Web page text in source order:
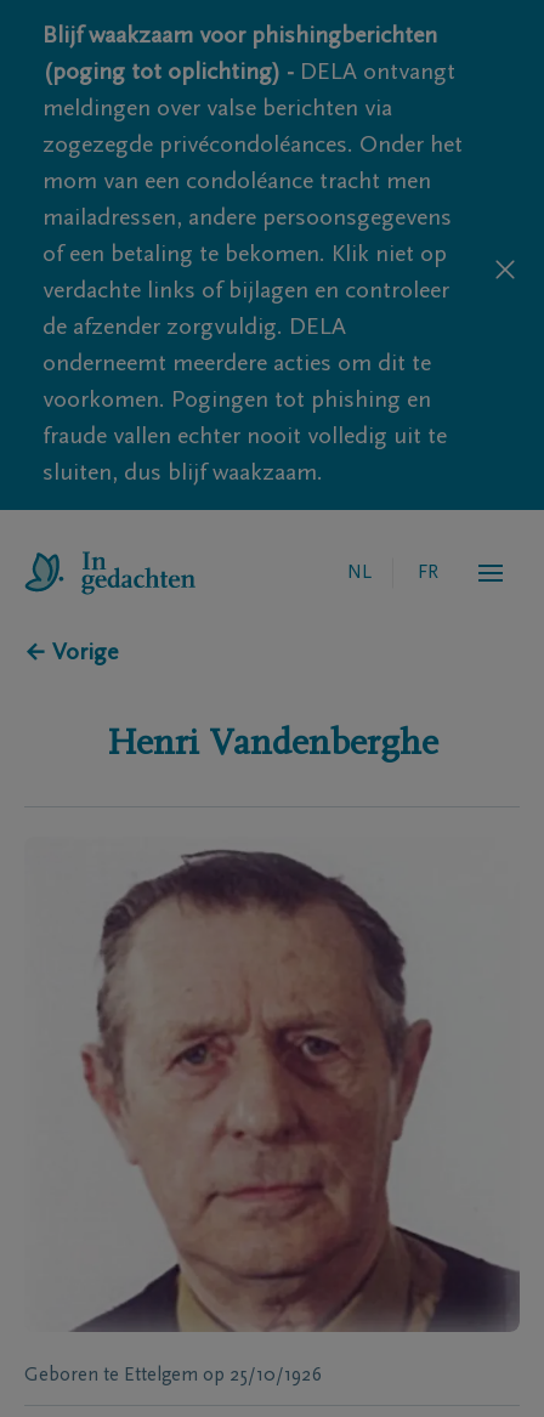
Blijf waakzaam voor phishingberichten
(poging tot oplichting) - DELA ontvangt
meldingen over valse berichten via
zogezegde privécondoléances. Onder het
mom van een condoléance tracht men
mailadressen, andere persoonsgegevens
of een betaling te bekomen. Klik niet op
verdachte links of bijlagen en controleer
de afzender zorgvuldig. DELA
onderneemt meerdere acties om dit te
voorkomen. Pogingen tot phishing en
fraude vallen echter nooit volledig uit te
sluiten, dus blijf waakzaam.
NL FR
← Vorige
Henri Vandenberghe
Geboren te Ettelgem op 25/10/1926